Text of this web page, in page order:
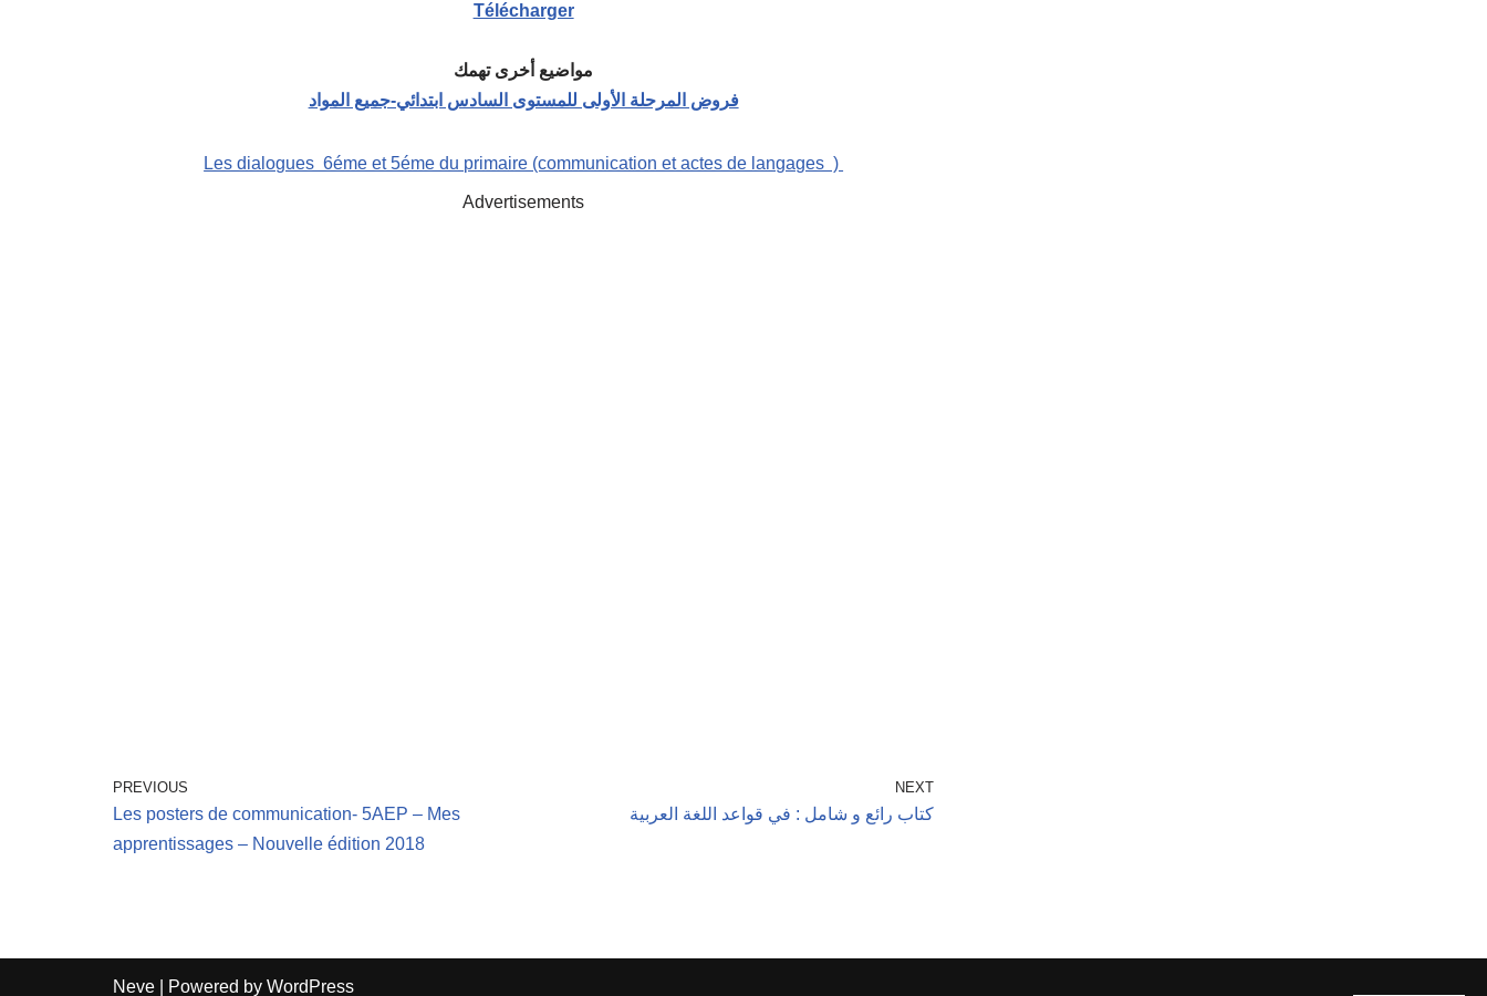
Télécharger
مواضيع أخرى تهمك
فروض المرحلة الأولى للمستوى السادس ابتدائي-جميع المواد
Les dialogues 6éme et 5éme du primaire (communication et actes de langages )
Advertisements
PREVIOUS
Les posters de communication- 5AEP – Mes
apprentissages – Nouvelle édition 2018
NEXT
كتاب رائع و شامل : في قواعد اللغة العربية
Neve | Powered by WordPress